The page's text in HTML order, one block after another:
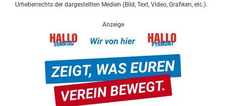
Urheberrechts der dargestellten Medien (Bild, Text, Video, Grafiken, etc.).
Anzeige